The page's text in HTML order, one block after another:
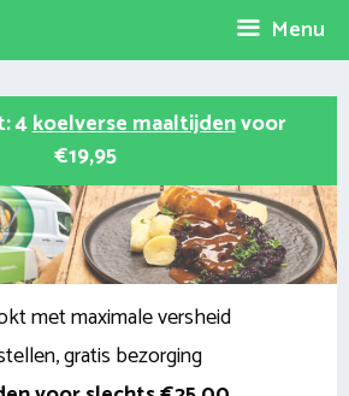
Menu
4koelverse maaltijdenvoor
€19,95
met maximale versheid
gratis bezorging